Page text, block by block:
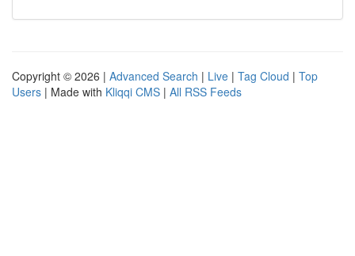
Copyright © 2026 | Advanced Search | Live | Tag Cloud | Top
Users | Made with Kliqqi CMS | All RSS Feeds